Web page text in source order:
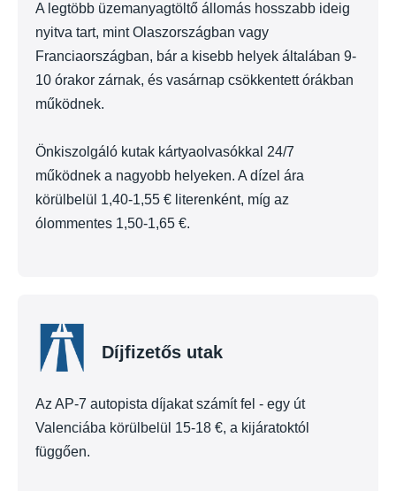
A legtöbb üzemanyagtöltő állomás hosszabb ideig
nyitva tart, mint Olaszországban vagy
Franciaországban, bár a kisebb helyek általában 9-
10 órakor zárnak, és vasárnap csökkentett órákban
működnek.
Önkiszolgáló kutak kártyaolvasókkal 24/7
működnek a nagyobb helyeken. A dízel ára
körülbelül 1,40-1,55 € literenként, míg az
ólommentes 1,50-1,65 €.
Díjfizetős utak
Az AP-7 autopista díjakat számít fel - egy út
Valenciába körülbelül 15-18 €, a kijáratoktól
függően.